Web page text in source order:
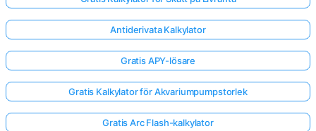
Antiderivata Kalkylator
Gratis APY-lösare
Gratis Kalkylator för Akvariumpumpstorlek
Gratis Arc Flash-kalkylator